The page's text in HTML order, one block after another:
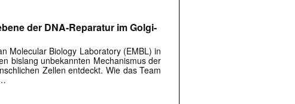
der DNA-Reparatur im Golgi-
Molecular Biology Laboratory (EMBL) in
bislang unbekannten Mechanismus der
Zellen entdeckt. Wie das Team